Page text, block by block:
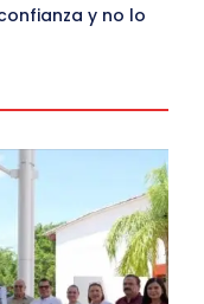
y no lo